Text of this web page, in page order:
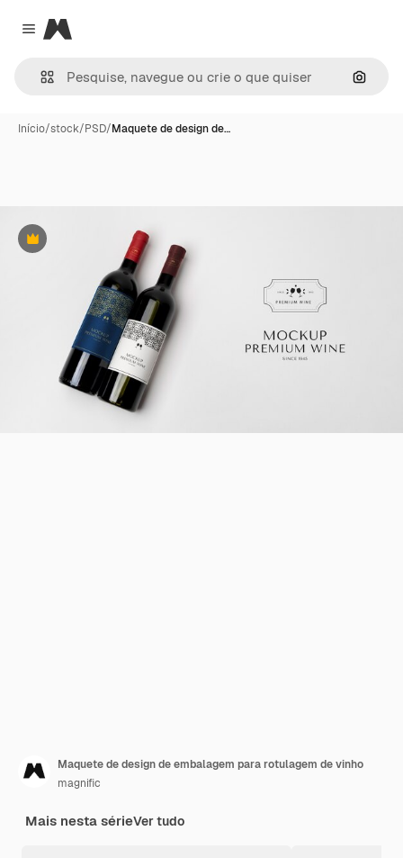
Close menu
Magnific
Início/stock/PSD/Maquete de design de…
Premium
Maquete de design de embalagem para rotulagem de vinho
magnific
Mais nesta sérieVer tudo